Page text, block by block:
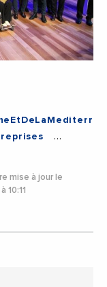
mise à jour le
10:11